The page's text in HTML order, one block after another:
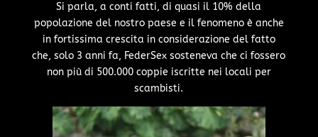
Si parla, a conti fatti, di quasi il 10% della
popolazione del nostro paese e il fenomeno è anche
in fortissima crescita in considerazione del fatto
che, solo 3 anni fa, FederSex sosteneva che ci fossero
non più di 500.000 coppie iscritte nei locali per
scambisti.